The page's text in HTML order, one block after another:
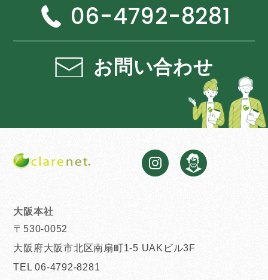
06-4792-8281
お問い合わせ
大阪本社
〒530-0052
大阪府大阪市北区南扇町1-5 UAKビル3F
TEL 06-4792-8281